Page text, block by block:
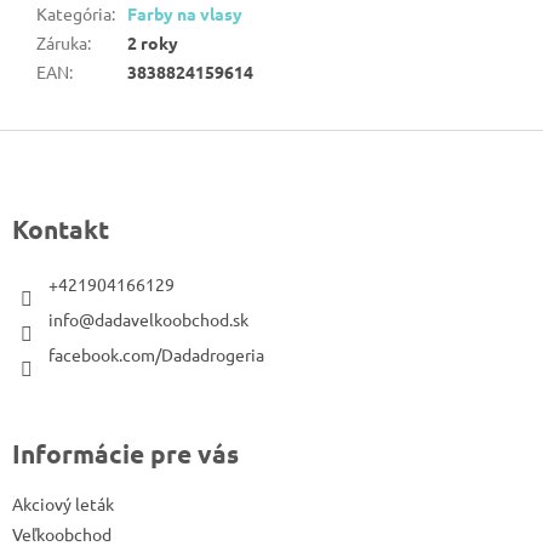
Kategória:
Farby na vlasy
Záruka:
2 roky
EAN: 3838824159614
Z
p
äKontakt
+421904166129
info@dadavelkoobchod.sk
facebook.com/Dadadrogeria
Informácie pre vás
Akciový leták
Veľkoobchod